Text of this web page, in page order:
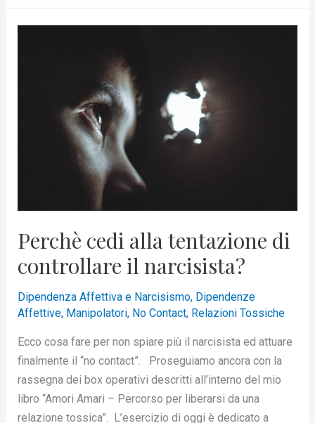
Perchè cedi alla tentazione di
controllare il narcisista?
Dipendenza Affettiva e Narcisismo, Dipendenze
Affettive, Manipolatori, No Contact, Relazioni Tossiche
Ecco cosa fare per non spiare più il narcisista ed attuare
finalmente il “no contact”. Proseguiamo ancora con la
rassegna dei box operativi descritti all’interno del mio
libro “Amori Amari – Percorso per liberarsi da una
relazione tossica”. L’esercizio di oggi è dedicato a
controllare